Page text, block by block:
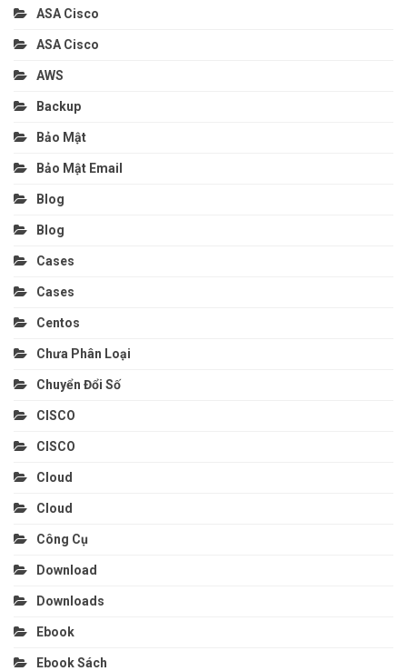
ASA Cisco
ASA Cisco
AWS
Backup
Bảo Mật
Bảo Mật Email
Blog
Blog
Cases
Cases
Centos
Chưa Phân Loại
Chuyển Đổi Số
CISCO
CISCO
Cloud
Cloud
Công Cụ
Download
Downloads
Ebook
Ebook Sách